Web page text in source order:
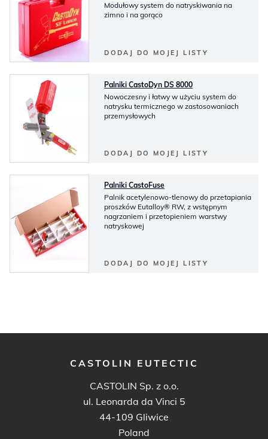
Modułowy system do natryskiwania na
zimno i na gorąco
DODAJ DO MOJEJ LISTY
Palniki CastoDyn DS 8000
Nowoczesny i łatwy w użyciu system do
natrysku termicznego w zastosowaniach
przemysłowych
DODAJ DO MOJEJ LISTY
Palniki CastoFuse
Palnik acetylenowo-tlenowy do przetapiania
proszków Eutalloy® RW, z wstępnym
nagrzaniem i przetopieniem warstwy
natryskowej
DODAJ DO MOJEJ LISTY
CASTOLIN EUTECTIC
CASTOLIN Sp. z o.o.
ul. Leonarda da Vinci 5
44-109 Gliwice
Poland